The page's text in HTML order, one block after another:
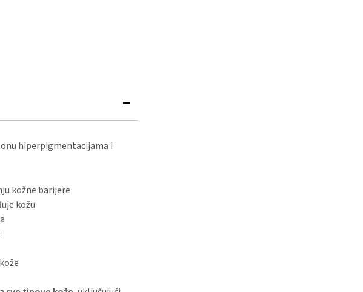
hiperpigmentacijama i
kožne barijere
kožu